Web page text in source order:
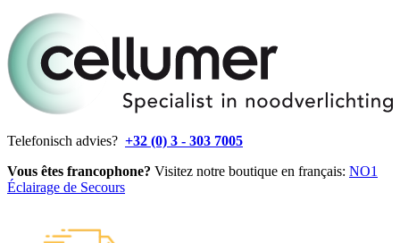
Telefonisch advies? +32 (0) 3 - 303 7005
Vous êtes francophone? Visitez notre boutique en français: NO1
Éclairage de Secours